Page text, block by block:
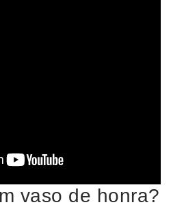
vaso de honra?